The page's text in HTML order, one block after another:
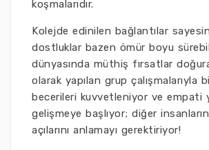
koşmalarıdır.
Kolejde edinilen bağlantılar
dostluklar bazen ömür boyu
dünyasında müthiş fırsatlar
olarak yapılan grup çalışmalarıyla
becerileri kuvvetleniyor ve empati
gelişmeye başlıyor; diğer insanların
açılarını anlamayı gerektiriyor!